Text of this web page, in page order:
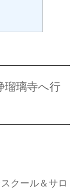
瑠璃寺へ行
クール＆サロ